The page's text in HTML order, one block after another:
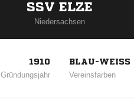
SSV ELZE
Niedersachsen
1910
Gründungsjahr
BLAU-WEISS
Vereinsfarben